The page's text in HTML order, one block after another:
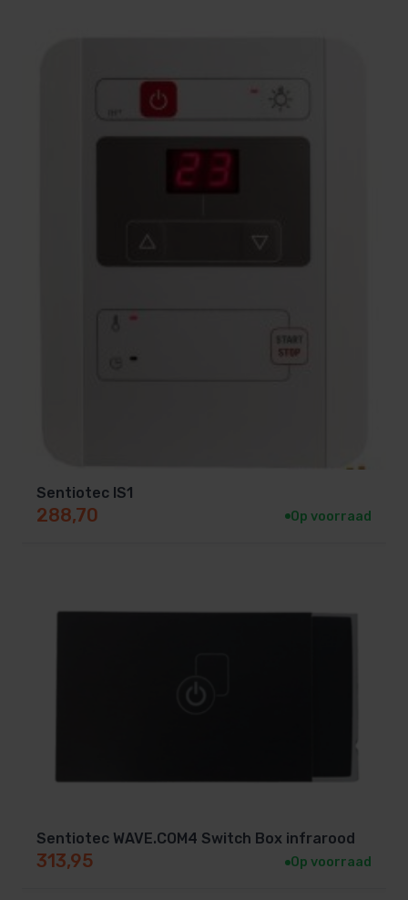
Sentiotec IS1
288,70 Op voorraad
Sentiotec WAVE.COM4 Switch Box infrarood
313,95 Op voorraad